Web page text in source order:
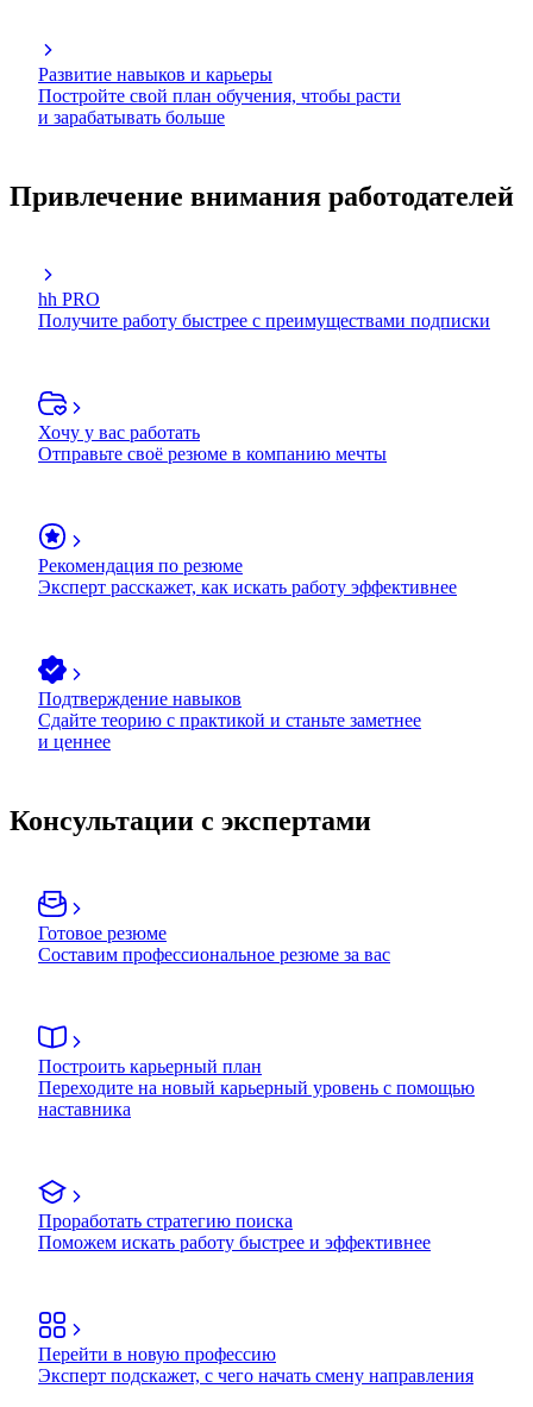
Развитие навыков и карьеры
Постройте свой план обучения, чтобы расти
и зарабатывать больше
Привлечение внимания работодателей
hh PRO
Получите работу быстрее с преимуществами подписки
Хочу у вас работать
Отправьте своё резюме в компанию мечты
Рекомендация по резюме
Эксперт расскажет, как искать работу эффективнее
Подтверждение навыков
Сдайте теорию с практикой и станьте заметнее
и ценнее
Консультации с экспертами
Готовое резюме
Составим профессиональное резюме за вас
Построить карьерный план
Переходите на новый карьерный уровень с помощью
наставника
Проработать стратегию поиска
Поможем искать работу быстрее и эффективнее
Перейти в новую профессию
Эксперт подскажет, с чего начать смену направления